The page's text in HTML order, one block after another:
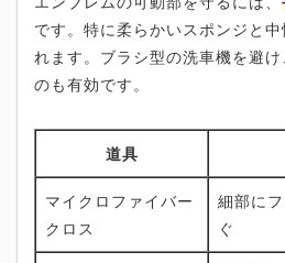
です。特に柔らかいスポンジと
れます。ブラシ型の洗車機を避
のも有効です。
道具
マイクロファイバー
クロス
細部に
ぐ